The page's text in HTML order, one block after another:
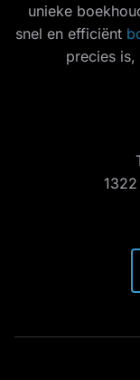
unieke
snel en efficiënt
precies